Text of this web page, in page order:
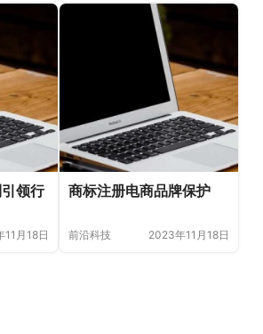
领行
11月18日
商标注册电商品牌保护
前沿科技 2023年11月18日